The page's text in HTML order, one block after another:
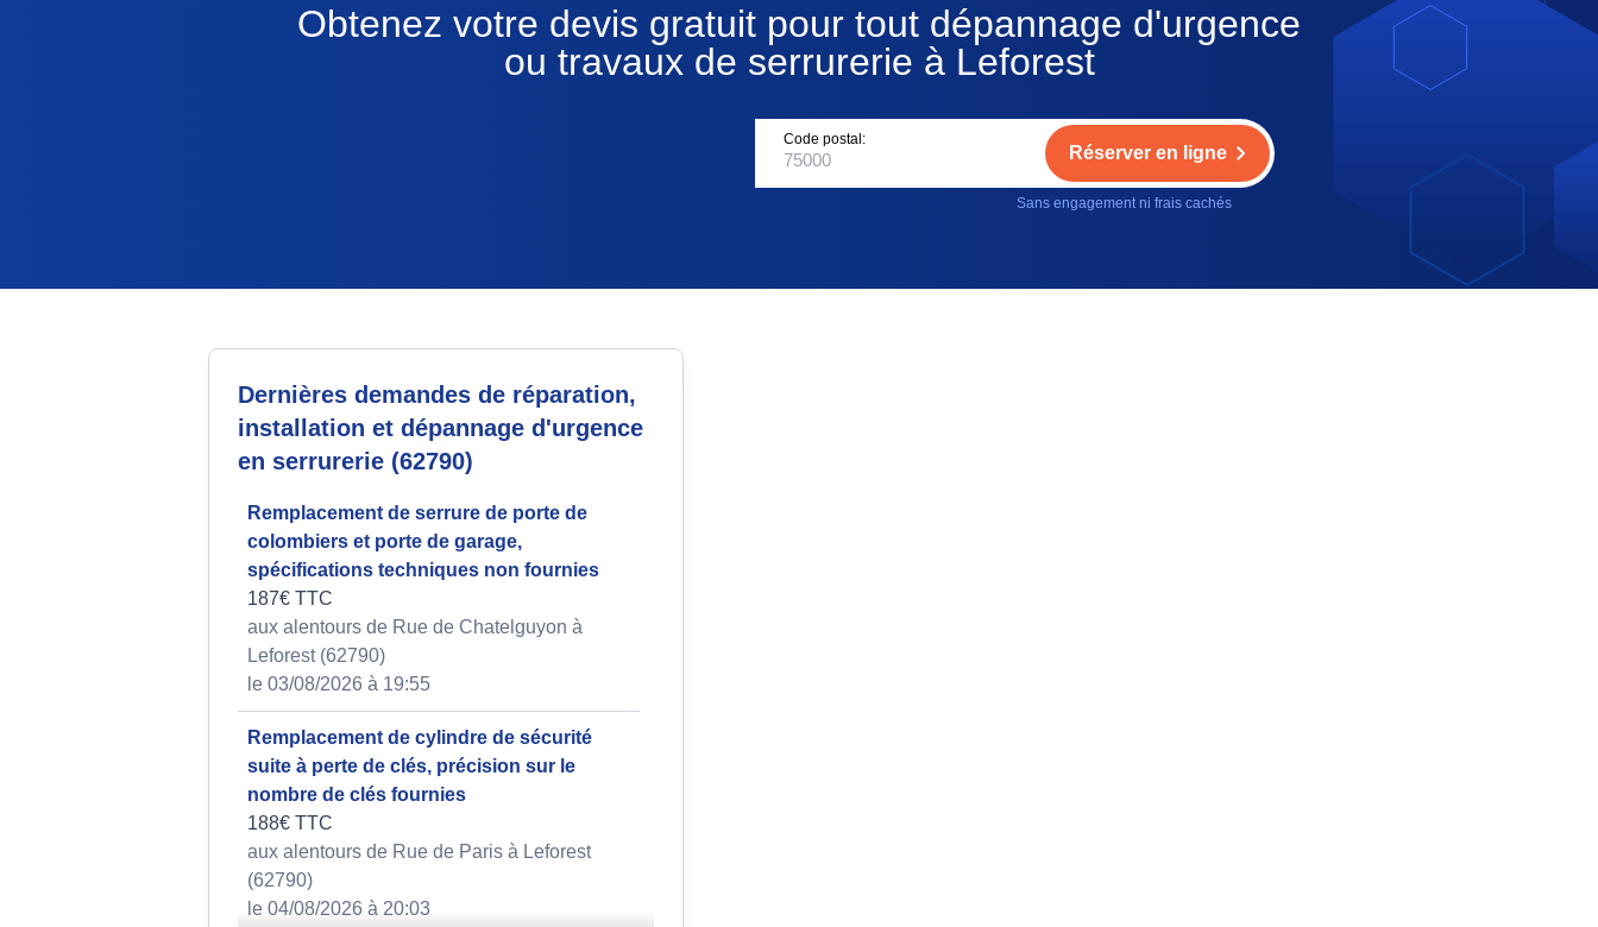
Obtenez votre devis gratuit pour tout dépannage d'urgence
ou travaux de serrurerie à Leforest
Code postal:
Réserver en ligne
Sans engagement ni frais cachés
Dernières demandes de réparation,
installation et dépannage d'urgence
en serrurerie (62790)
Remplacement de serrure de porte de
colombiers et porte de garage,
spécifications techniques non fournies
187€ TTC
aux alentours de Rue de Chatelguyon à
Leforest (62790)
le 03/08/2026 à 19:55
Remplacement de cylindre de sécurité
suite à perte de clés, précision sur le
nombre de clés fournies
188€ TTC
aux alentours de Rue de Paris à Leforest
(62790)
le 04/08/2026 à 20:03